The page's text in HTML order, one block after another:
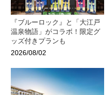
『ブルーロック』と「大江戸
温泉物語」がコラボ！限定グ
ッズ付きプランも
2026/08/02